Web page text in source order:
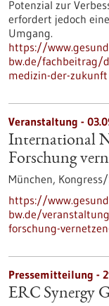
Potenzial zur
erfordert jedoch
Umgang.
https://
bw.de/fachbeitrag/
medizin-der-zukunft
Veranstaltung -
International
Forschung
München,
https://
bw.de/
forschung-
Pressemitteilung -
ERC Synergy